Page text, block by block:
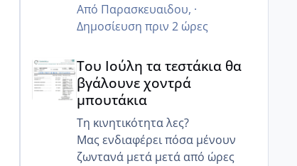
Από Παρασκευαιδου, ·
Δημοσίευση πριν 2 ώρες
Του Ιούλη τα τεστάκια θα
βγάλουνε χοντρά
μπουτάκια
Τη κινητικότητα λες?
Μας ενδιαφέρει πόσα μένουν
ζωντανά μετά μετά από ώρες